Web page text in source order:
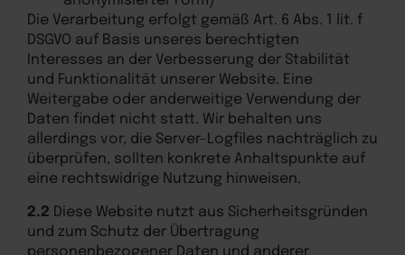
Die Verarbeitung erfolgt gemäß Art. 6 Abs. 1 lit. f
DSGVO auf Basis unseres berechtigten
Interesses an der Verbesserung der Stabilität
und Funktionalität unserer Website. Eine
Weitergabe oder anderweitige Verwendung der
Daten findet nicht statt. Wir behalten uns
allerdings vor, die Server-Logfiles nachträglich zu
überprüfen, sollten konkrete Anhaltspunkte auf
eine rechtswidrige Nutzung hinweisen.
2.2 Diese Website nutzt aus Sicherheitsgründen
und zum Schutz der Übertragung
personenbezogener Daten und anderer